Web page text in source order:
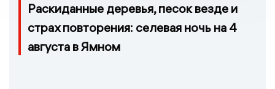
Раскиданные деревья, песок везде и
страх повторения: селевая ночь на 4
августа в Ямном